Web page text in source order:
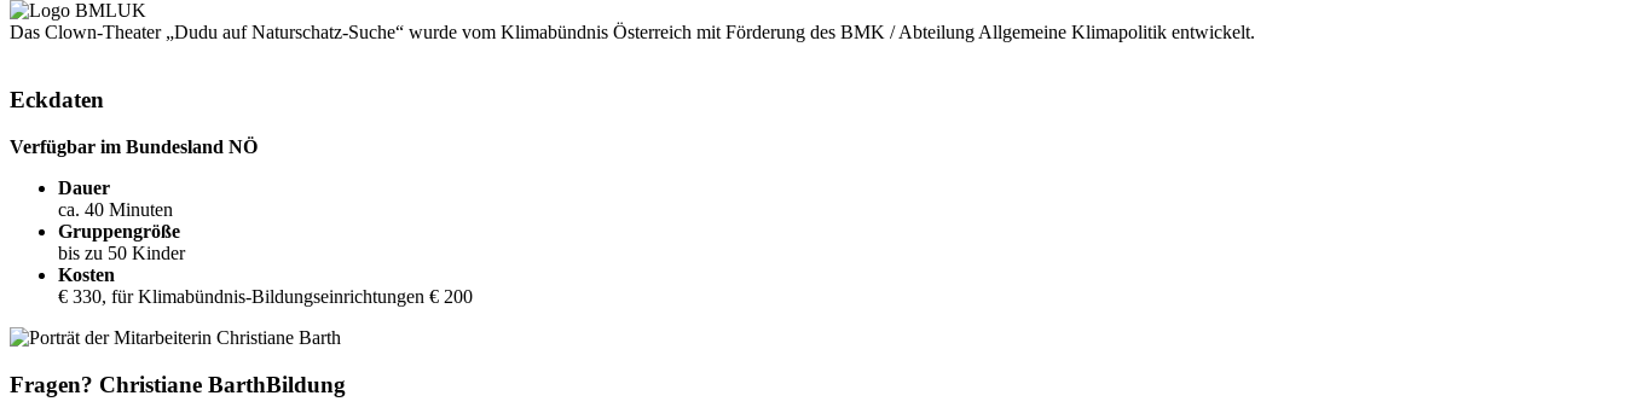
Das Clown-Theater „Dudu auf Naturschatz-Suche“ wurde vom Klimabündnis Österreich mit Förderung des BMK / Abteilung Allgemeine Klimapolitik entwickelt.
Eckdaten
Verfügbar im Bundesland NÖ
Dauer
ca. 40 Minuten
Gruppengröße
bis zu 50 Kinder
Kosten
€ 330, für Klimabündnis-Bildungseinrichtungen € 200
Fragen? Christiane BarthBildung